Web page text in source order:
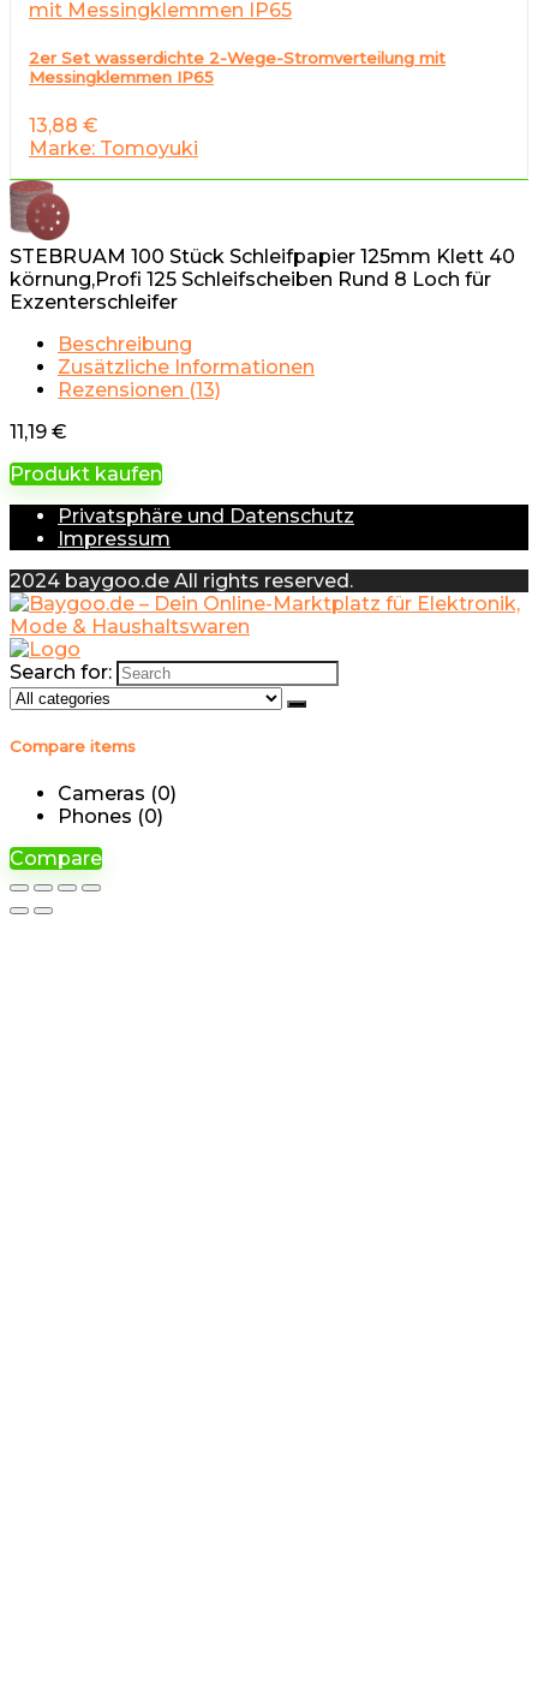
2er Set wasserdichte 2-Wege-Stromverteilung mit
Messingklemmen IP65
13,88 €
Marke: Tomoyuki
STEBRUAM 100 Stück Schleifpapier 125mm Klett 40
körnung,Profi 125 Schleifscheiben Rund 8 Loch für
Exzenterschleifer
Beschreibung
Zusätzliche Informationen
Rezensionen (13)
11,19 €
Produkt kaufen
Privatsphäre und Datenschutz
Impressum
2024 baygoo.de All rights reserved.
Search for:
Compare items
Cameras (0)
Phones (0)
Compare